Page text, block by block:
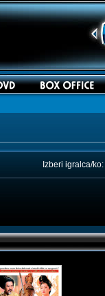
Izberi igralca/ko: